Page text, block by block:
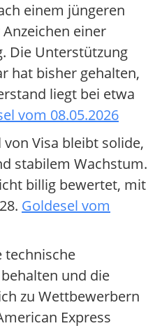
einem jüngeren
einer
Die Unterstützung
hat bisher gehalten,
liegt bei etwa
vom 08.05.2026
Visa bleibt solide,
stabilem Wachstum.
billig bewertet, mit
Goldesel vom
technische
und die
zu Wettbewerbern
Express